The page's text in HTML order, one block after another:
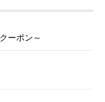
ーポン～